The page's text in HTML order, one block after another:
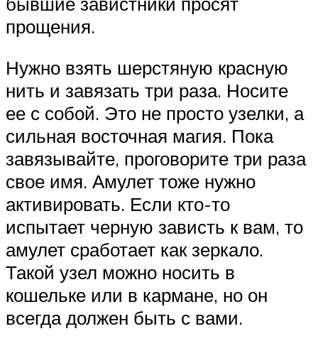
прощения.
Нужно взять шерстяную красную
нить и завязать три раза. Носите
ее с собой. Это не просто узелки, а
сильная восточная магия. Пока
завязывайте, проговорите три раза
свое имя. Амулет тоже нужно
активировать. Если кто-то
испытает черную зависть к вам, то
амулет сработает как зеркало.
Такой узел можно носить в
кошельке или в кармане, но он
всегда должен быть с вами.